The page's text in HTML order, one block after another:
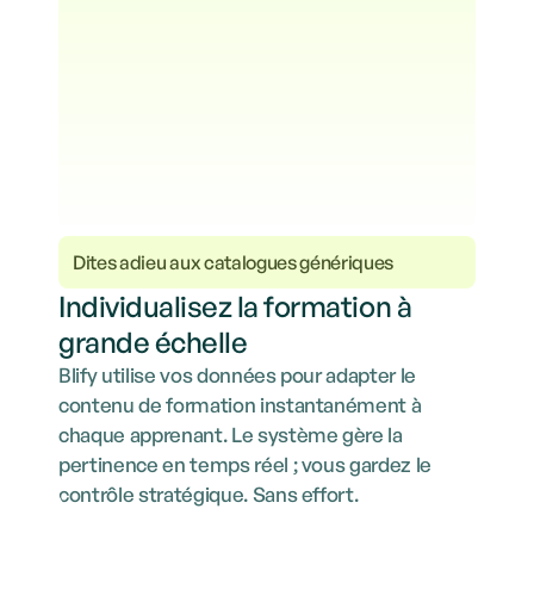
Dites adieu aux catalogues génériques
Individualisez la formation à
grande échelle
Blify utilise vos données pour adapter le
contenu de formation instantanément à
chaque apprenant. Le système gère la
pertinence en temps réel ; vous gardez le
contrôle stratégique. Sans effort.